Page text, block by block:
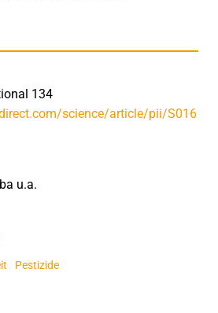
134
science/article/pii/S016
u.a.
Pestizide